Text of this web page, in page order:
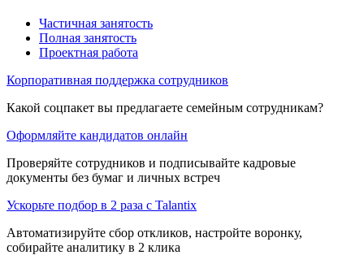
Частичная занятость
Полная занятость
Проектная работа
Корпоративная поддержка сотрудников
Какой соцпакет вы предлагаете семейным сотрудникам?
Оформляйте кандидатов онлайн
Проверяйте сотрудников и подписывайте кадровые
документы без бумаг и личных встреч
Ускорьте подбор в 2 раза с Talantix
Автоматизируйте сбор откликов, настройте воронку,
собирайте аналитику в 2 клика